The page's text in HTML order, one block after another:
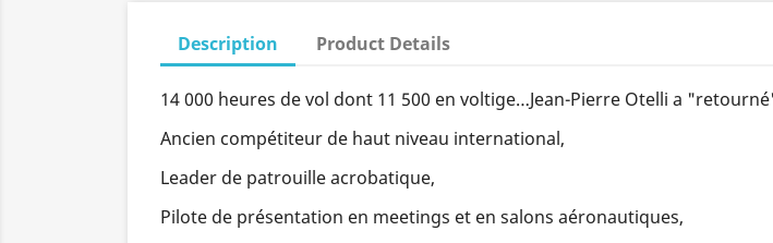
Description Product Details
14 000 heures de vol dont 11 500 en voltige…Jean-Pierre Otelli a
Ancien compétiteur de haut niveau international,
Leader de patrouille acrobatique,
Pilote de présentation en meetings et en salons aéronautiques,